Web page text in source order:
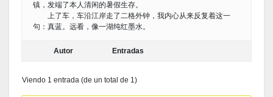
镇，发端了本人清闲的暑假生存。
上了车，车沿江岸走了二格外钟，我内心从来反复着这一
句：真蓝。远看，像一湖纯红墨水。
Autor Entradas
Viendo 1 entrada (de un total de 1)